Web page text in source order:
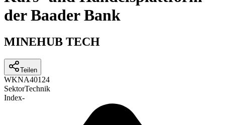
der Baader Bank
MINEHUB TECH
Teilen
WKNA40124
SektorTechnik
Index-